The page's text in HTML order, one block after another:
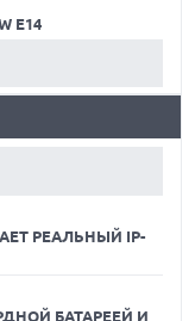
E14
PRO
E14
E14
РЕАЛЬНЫЙ IP-
БАТАРЕЕЙ И